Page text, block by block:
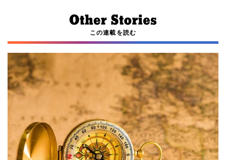
この連載を読む